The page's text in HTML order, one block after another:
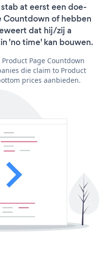
at eerst een doe-
Countdown of hebben
dat hij/zij a
'no time' kan bouwen.
Page Countdown
die claim to Product
prices aanbieden.